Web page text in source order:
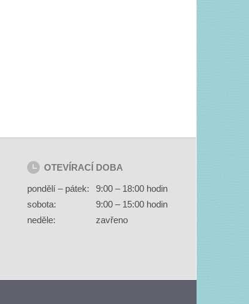
OTEVÍRACÍ DOBA
pondělí – pátek:
9:00 – 18:00 hodin
sobota:
9:00 – 15:00 hodin
neděle:
zavřeno